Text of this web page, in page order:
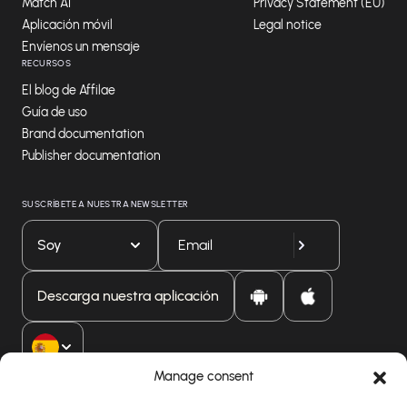
Manage consent
Match AI
Aplicación móvil
Envíenos un mensaje
Privacy Statement (EU)
Legal notice
RECURSOS
El blog de Affilae
Guía de uso
Brand documentation
Publisher documentation
SUSCRÍBETE A NUESTRA NEWSLETTER
Soy
Descarga nuestra aplicación